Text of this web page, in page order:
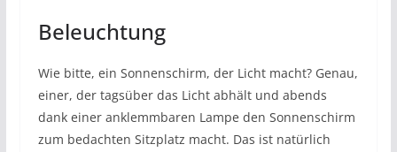
Beleuchtung
Wie bitte, ein Sonnenschirm, der Licht macht? Genau,
einer, der tagsüber das Licht abhält und abends
dank einer anklemmbaren Lampe den Sonnenschirm
zum bedachten Sitzplatz macht. Das ist natürlich